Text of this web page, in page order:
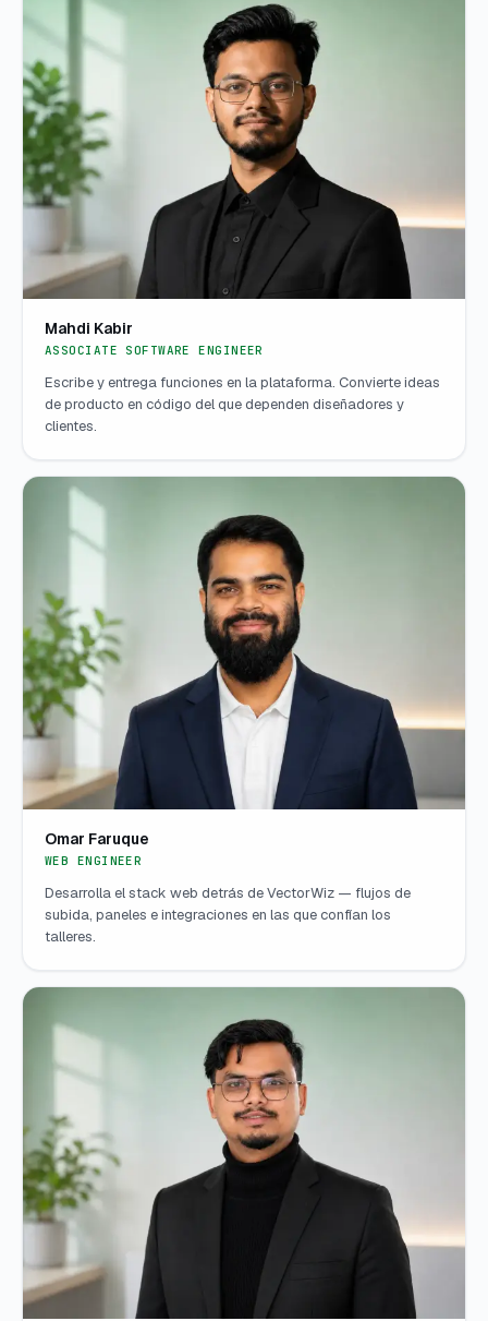
Mahdi Kabir
ASSOCIATE SOFTWARE ENGINEER
Escribe y entrega funciones en la plataforma. Convierte ideas
de producto en código del que dependen diseñadores y
clientes.
Omar Faruque
WEB ENGINEER
Desarrolla el stack web detrás de VectorWiz — flujos de
subida, paneles e integraciones en las que confían los
talleres.